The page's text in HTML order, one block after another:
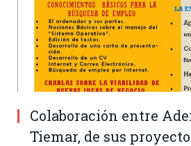
Colaboración entre
Tiemar, de sus